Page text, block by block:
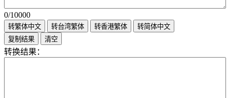
0/10000
转繁体中文 转台湾繁体 转香港繁体
转简体中文
复制结果
清空
转换结果：